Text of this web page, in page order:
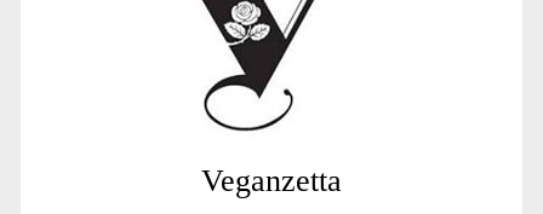
Veganzetta